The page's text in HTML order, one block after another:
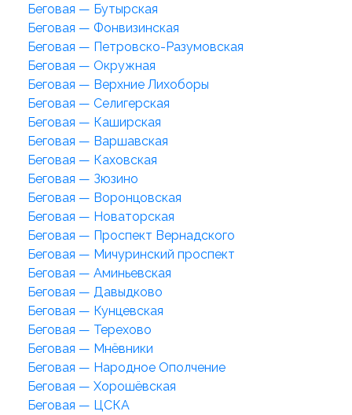
Беговая — Бутырская
Беговая — Фонвизинская
Беговая — Петровско-Разумовская
Беговая — Окружная
Беговая — Верхние Лихоборы
Беговая — Селигерская
Беговая — Каширская
Беговая — Варшавская
Беговая — Каховская
Беговая — Зюзино
Беговая — Воронцовская
Беговая — Новаторская
Беговая — Проспект Вернадского
Беговая — Мичуринский проспект
Беговая — Аминьевская
Беговая — Давыдково
Беговая — Кунцевская
Беговая — Терехово
Беговая — Мнёвники
Беговая — Народное Ополчение
Беговая — Хорошёвская
Беговая — ЦСКА